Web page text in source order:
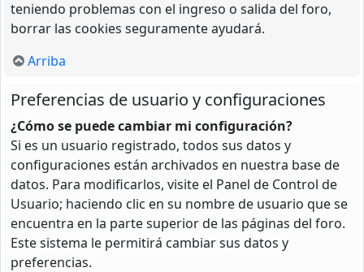
teniendo problemas con el ingreso o salida del foro,
borrar las cookies seguramente ayudará.
Arriba
Preferencias de usuario y configuraciones
¿Cómo se puede cambiar mi configuración?
Si es un usuario registrado, todos sus datos y
configuraciones están archivados en nuestra base de
datos. Para modificarlos, visite el Panel de Control de
Usuario; haciendo clic en su nombre de usuario que se
encuentra en la parte superior de las páginas del foro.
Este sistema le permitirá cambiar sus datos y
preferencias.